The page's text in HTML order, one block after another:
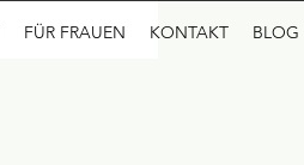
FÜR FRAUEN KONTAKT BLOG